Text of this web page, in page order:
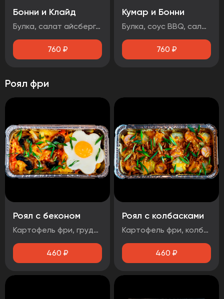
Бонни и Клайд
Булка, салат айсберг, соус дор-блю, помидор, стрипсы, ананас, сыр, соус чесночный Булка, соус BBQ , салат айсберг, огурцы маринованные, лук маринованный, котлета говяжья, сыр, чорризо, соус чесночный
760 ₽
Кумар и Бонни
Булка, соус BBQ, салат айсберг, помидор, огурцы маринованные, котлета говяжья, сыр, луковые кольца, бекон, соус медово-горчичный Булка, салат айсберг, соус дор-блю, помидоры, стрипсы, ананас, сыр, соус чесночный
760 ₽
Роял фри
Роял с беконом
Картофель фри, грудинка свиная, яйцо, маринованный лук, помидор, шампиньоны, зеленый лук, сыр Гауда, соус чесночный
460 ₽
Роял с колбасками
Картофель фри, колбаски баварские, соус BBQ, огурцы маринованные, зеленый лук, лук фритюрный, сыр
460 ₽